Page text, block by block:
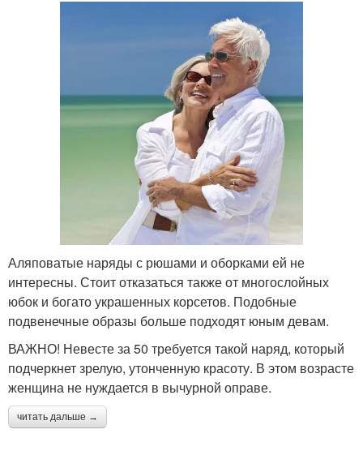
Аляповатые наряды с рюшами и оборками ей не
интересны. Стоит отказаться также от многослойных
юбок и богато украшенных корсетов. Подобные
подвенечные образы больше подходят юным девам.
ВАЖНО! Невесте за 50 требуется такой наряд, который
подчеркнет зрелую, утонченную красоту. В этом возрасте
женщина не нуждается в вычурной оправе.
читать дальше →